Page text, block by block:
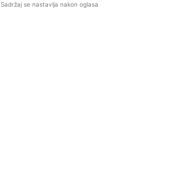
Sadržaj se nastavlja nakon oglasa